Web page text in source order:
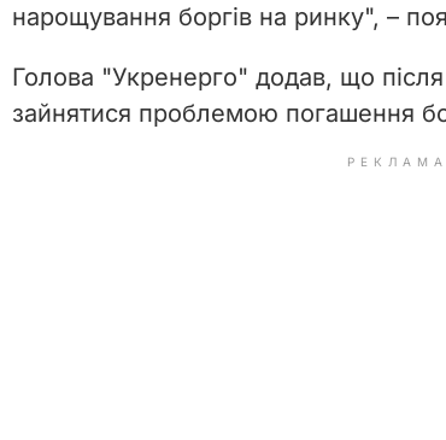
нарощування боргів на ринку", –
Голова "Укренерго" додав, що
зайнятися проблемою погашення
РЕКЛАМА